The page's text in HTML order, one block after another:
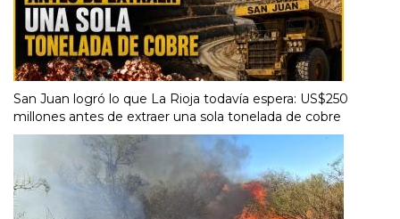
San Juan logró lo que La Rioja todavía espera: US$250
millones antes de extraer una sola tonelada de cobre